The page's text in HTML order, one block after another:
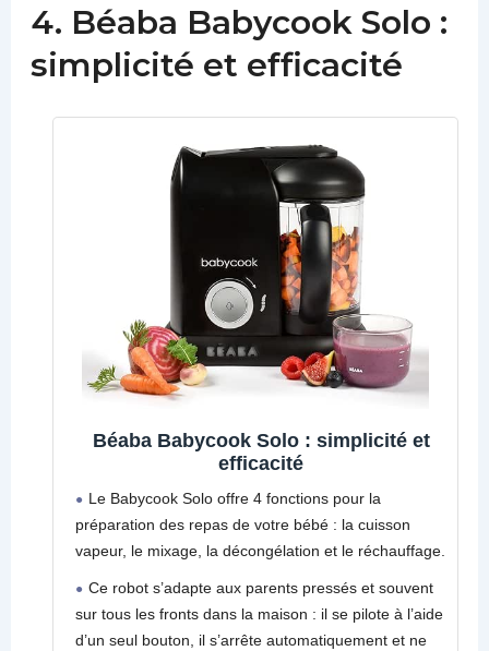
4. Béaba Babycook Solo :
simplicité et efficacité
Béaba Babycook Solo : simplicité et
efficacité
Le Babycook Solo offre 4 fonctions pour la
préparation des repas de votre bébé : la cuisson
vapeur, le mixage, la décongélation et le réchauffage.
Ce robot s’adapte aux parents pressés et souvent
sur tous les fronts dans la maison : il se pilote à l’aide
d’un seul bouton, il s’arrête automatiquement et ne